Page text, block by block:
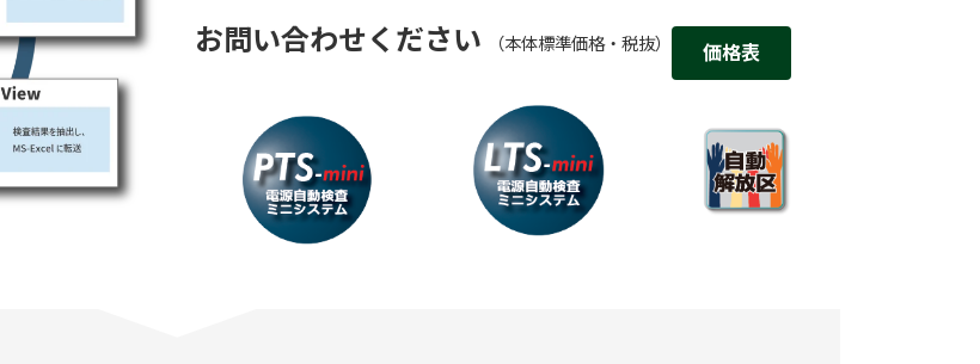
お問い合わせください （本体標準価格・税抜） 価格表